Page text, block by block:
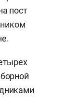
пост